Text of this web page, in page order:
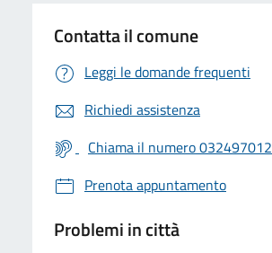
Contatta il comune
Leggi le domande frequenti
Richiedi assistenza
Chiama il numero 032497012
Prenota appuntamento
Problemi in città